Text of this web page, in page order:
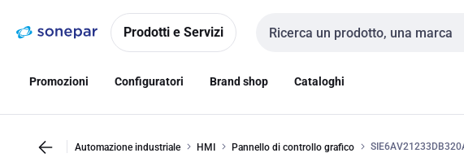
navigazionealla
Prodotti e Servizi
Cerca input
Promozioni Configuratori Brand shop Cataloghi
Automazione industriale HMI Pannello di controllo grafico